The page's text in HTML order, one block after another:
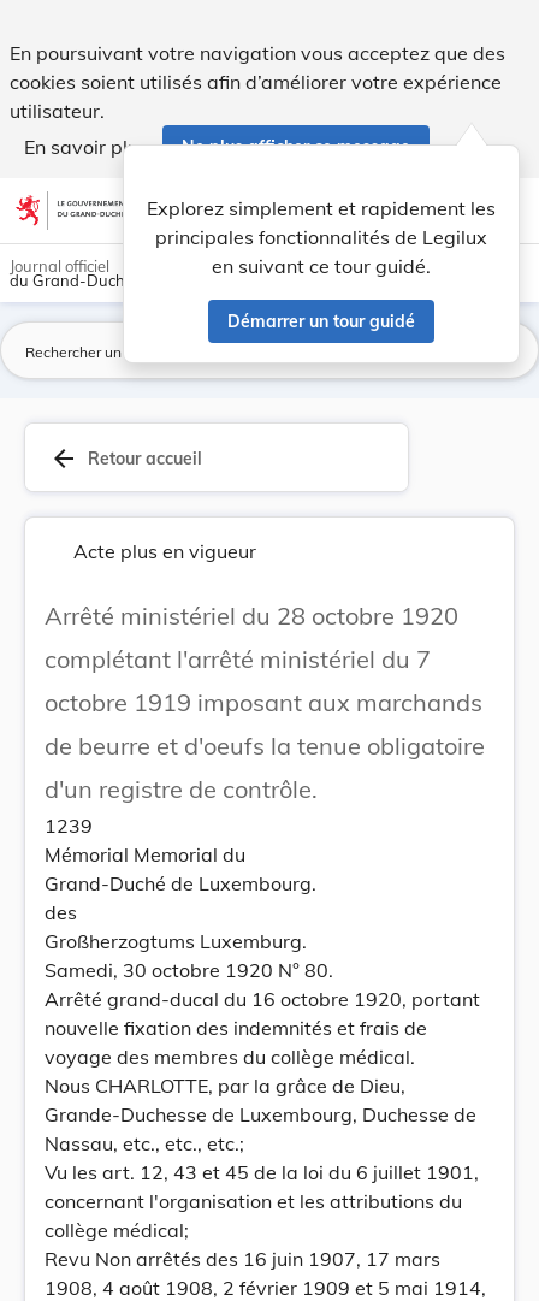
En poursuivant votre navigation vous acceptez que des
cookies soient utilisés afin d’améliorer votre expérience
utilisateur.
En savoir plus
Ne plus afficher ce message
Aller au contenu account_circle help Aide
Explorez simplement et rapidement les
principales fonctionnalités de Legilux
en suivant ce tour guidé.
Démarrer un tour guidé
light_mode dark_mode
Journal officiel
du Grand-Duché de Luxembourg
arrow_back Retour accueil
Acte plus en vigueur
Arrêté ministériel du 28 octobre 1920
complétant l'arrêté ministériel du 7
octobre 1919 imposant aux marchands
de beurre et d'oeufs la tenue obligatoire
d'un registre de contrôle.
1239
Mémorial Memorial du
Grand-Duché de Luxembourg.
des
Großherzogtums Luxemburg.
Samedi, 30 octobre 1920 N° 80.
Arrêté grand-ducal du 16 octobre 1920, portant
nouvelle fixation des indemnités et frais de
voyage des membres du collège médical.
Nous CHARLOTTE, par la grâce de Dieu,
Grande-Duchesse de Luxembourg, Duchesse de
Nassau, etc., etc., etc.;
Vu les art. 12, 43 et 45 de la loi du 6 juillet 1901,
concernant l'organisation et les attributions du
collège médical;
Revu Non arrêtés des 16 juin 1907, 17 mars
1908, 4 août 1908, 2 février 1909 et 5 mai 1914,